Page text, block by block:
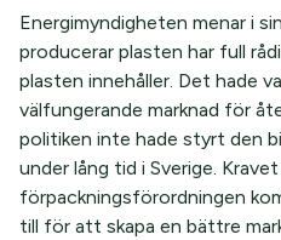
Energimyndigheten menar i
producerar plasten har full
plasten innehåller. Det hade
välfungerande marknad för
politiken inte hade styrt den
under lång tid i Sverige.
förpackningsförordningen
till för att skapa en bättre